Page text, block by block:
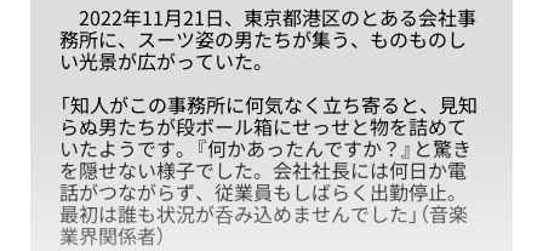
2022年11月21日、東京都港区のとある会社事
務所に、スーツ姿の男たちが集う、ものものし
い光景が広がっていた。
「知人がこの事務所に何気なく立ち寄ると、見知
らぬ男たちが段ボール箱にせっせと物を詰めて
いたようです。『何かあったんですか？』と驚き
を隠せない様子でした。会社社長には何日か電
話がつながらず、従業員もしばらく出勤停止。
最初は誰も状況が呑み込めませんでした」（音楽
業界関係者）